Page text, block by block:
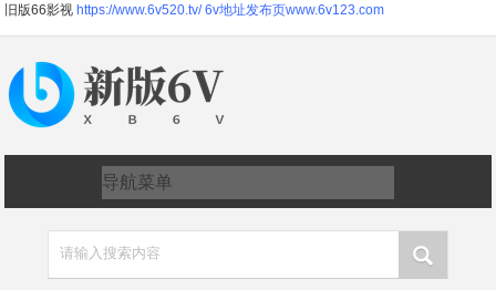
旧版66影视 https://www.6v520.tv/ 6v地址发布页www.6v123.com
请输入搜索内容